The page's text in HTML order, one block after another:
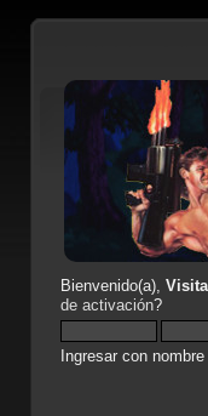
Bienvenido(a),
de activación?
Ingresar con